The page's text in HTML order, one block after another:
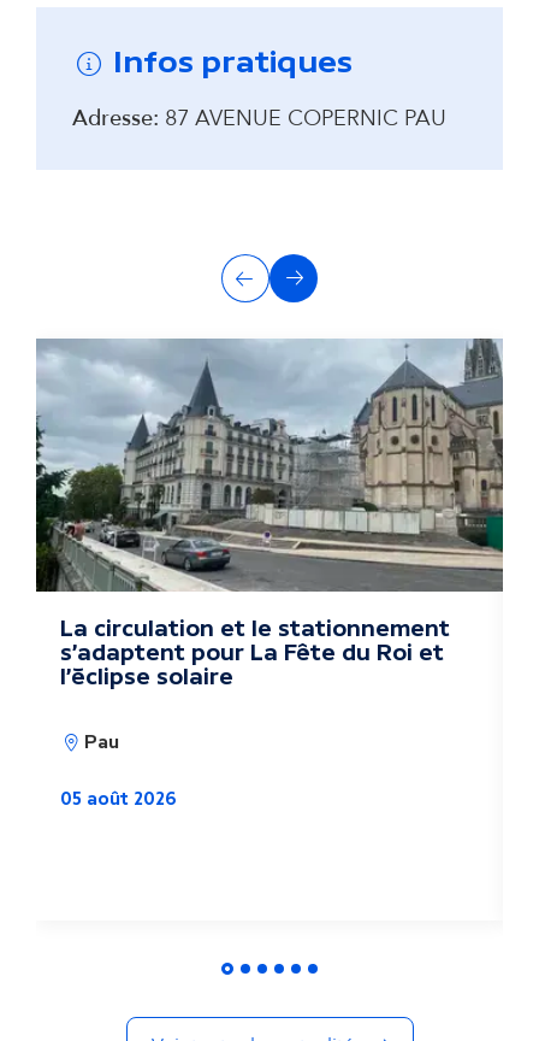
Infos pratiques
Adresse: 87 AVENUE COPERNIC PAU
u
t
r
e
s
a
PrécédentSuivant
La circulation et le stationnement
s'adaptent pour La Fête du Roi et
l'éclipse solaire
Pau
05 août 2026